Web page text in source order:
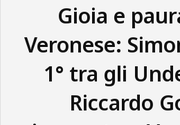
M
Gioia e
Veronese:
1° tra gli
Riccardo